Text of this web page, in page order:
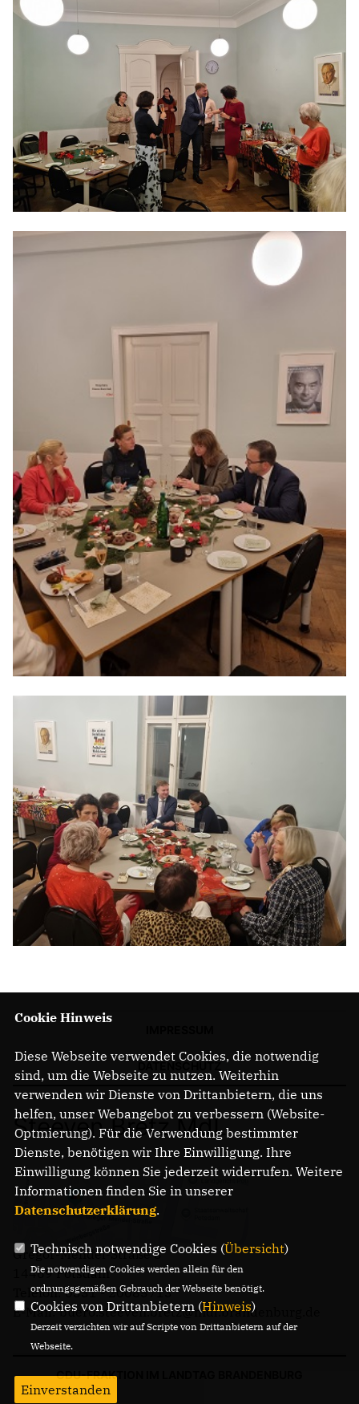
Steeven Bretz MdL
Gregor-Mendel-Straße 3
14469 Potsdam
Telefon: 0331 - 20085713
E-Mail: buero.steeven.bretz@mdl.brandenburg.de
CDU-FRAKTION IM LANDTAG BRANDENBURG
Cookie Hinweis
Diese Webseite verwendet Cookies, die notwendig
sind, um die Webseite zu nutzen. Weiterhin
verwenden wir Dienste von Drittanbietern, die uns
helfen, unser Webangebot zu verbessern (Website-
Optmierung). Für die Verwendung bestimmter
Dienste, benötigen wir Ihre Einwilligung. Ihre
Einwilligung können Sie jederzeit widerrufen. Weitere
Informationen finden Sie in unserer
Datenschutzerklärung.
Technisch notwendige Cookies (Übersicht)
Die notwendigen Cookies werden allein für den
ordnungsgemäßen Gebrauch der Webseite benötigt.
Cookies von Drittanbietern (Hinweis)
Derzeit verzichten wir auf Scripte von Drittanbietern auf der
Webseite.
Einverstanden